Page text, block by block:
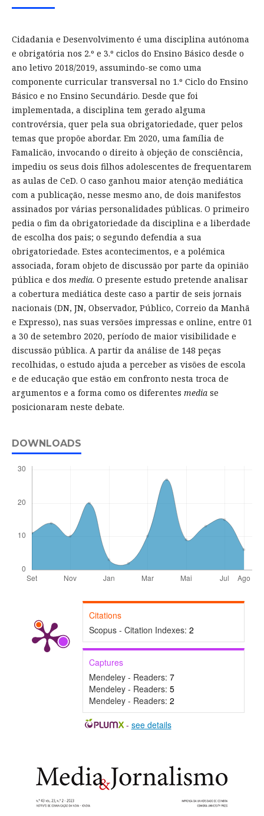
Cidadania e Desenvolvimento é uma disciplina autónoma
e obrigatória nos 2.º e 3.º ciclos do Ensino Básico desde o
ano letivo 2018/2019, assumindo-se como uma
componente curricular transversal no 1.º Ciclo do Ensino
Básico e no Ensino Secundário. Desde que foi
implementada, a disciplina tem gerado alguma
controvérsia, quer pela sua obrigatoriedade, quer pelos
temas que propõe abordar. Em 2020, uma família de
Famalicão, invocando o direito à objeção de consciência,
impediu os seus dois filhos adolescentes de frequentarem
as aulas de CeD. O caso ganhou maior atenção mediática
com a publicação, nesse mesmo ano, de dois manifestos
assinados por várias personalidades públicas. O primeiro
pedia o fim da obrigatoriedade da disciplina e a liberdade
de escolha dos pais; o segundo defendia a sua
obrigatoriedade. Estes acontecimentos, e a polémica
associada, foram objeto de discussão por parte da opinião
pública e dos media. O presente estudo pretende analisar
a cobertura mediática deste caso a partir de seis jornais
nacionais (DN, JN, Observador, Público, Correio da Manhã
e Expresso), nas suas versões impressas e online, entre 01
a 30 de setembro 2020, período de maior visibilidade e
discussão pública. A partir da análise de 148 peças
recolhidas, o estudo ajuda a perceber as visões de escola
e de educação que estão em confronto nesta troca de
argumentos e a forma como os diferentes mediase
posicionaram neste debate.
DOWNLOADS
Citations
Scopus - Citation Indexes: 2
Captures
Mendeley - Readers: 7
Mendeley - Readers: 5
Mendeley - Readers: 2
- see details